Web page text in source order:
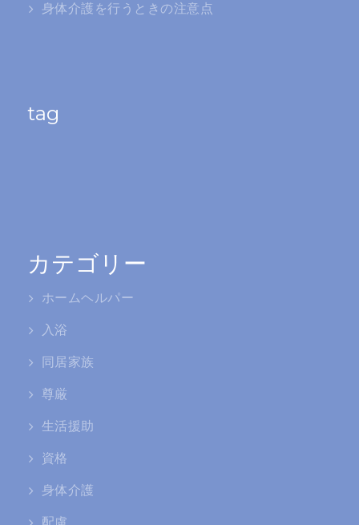
身体介護を行うときの注意点
tag
カテゴリー
ホームヘルパー
入浴
同居家族
尊厳
生活援助
資格
身体介護